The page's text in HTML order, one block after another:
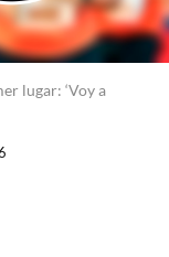
lugar: ‘Voy a